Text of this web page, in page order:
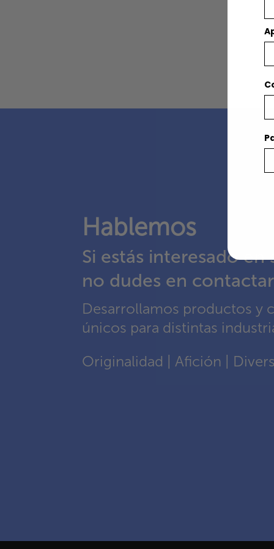
Hablemos
Si estás interesado en
no dudes en
Desarrollamos productos y
únicos para distintas
Originalidad | Afición |